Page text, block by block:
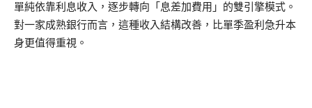
單純依靠利息收入，逐步轉向「息差加費用」的雙引擎模式。
對一家成熟銀行而言，這種收入結構改善，比單季盈利急升本
身更值得重視。